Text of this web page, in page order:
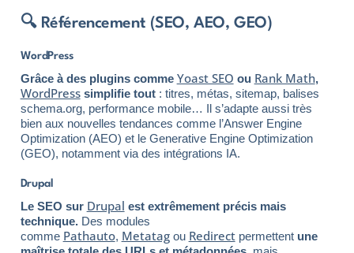
🔍 Référencement (SEO, AEO, GEO)
WordPress
Grâce à des plugins comme Yoast SEO ou Rank Math,
WordPresssimplifie tout: titres, métas, sitemap, balises
schema.org, performance mobile… Il s’adapte aussi très
bien aux nouvelles tendances comme l’Answer Engine
Optimization (AEO) et le Generative Engine Optimization
(GEO), notamment via des intégrations IA.
Drupal
Le SEO sur Drupal est extrêmement précis mais
technique.Des modules
comme Pathauto, Metatagou Redirectpermettent une